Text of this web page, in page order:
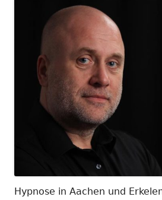
Hypnose in Aachen und